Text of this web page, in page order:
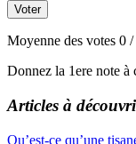
Voter
Moyenne des votes 0 /
Donnez la 1ere note à
Articles à
Qu’est-ce qu’une